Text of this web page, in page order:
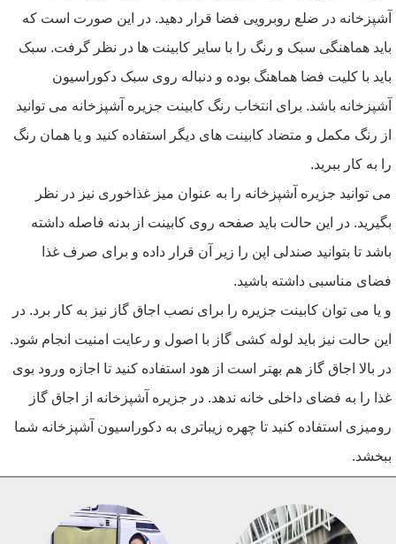
آشپزخانه در ضلع روبرویی فضا قرار دهید. در این صورت است که
باید هماهنگی سبک و رنگ را با سایر کابینت ها در نظر گرفت. سبک
باید با کلیت فضا هماهنگ بوده و دنباله روی سبک دکوراسیون
آشپزخانه باشد. برای انتخاب رنگ کابینت جزیره آشپزخانه می توانید
از رنگ مکمل و متضاد کابینت های دیگر استفاده کنید و یا همان رنگ
را به کار ببرید.
می توانید جزیره آشپزخانه را به عنوان میز غذاخوری نیز در نظر
بگیرید. در این حالت باید صفحه روی کابینت از بدنه فاصله داشته
باشد تا بتوانید صندلی اپن را زیر آن قرار داده و برای صرف غذا
فضای مناسبی داشته باشید.
و یا می توان کابینت جزیره را برای نصب اجاق گاز نیز به کار برد. در
این حالت نیز باید لوله کشی گاز با اصول و رعایت امنیت انجام شود.
در بالا اجاق گاز هم بهتر است از هود استفاده کنید تا اجازه ورود بوی
غذا را به فضای داخلی خانه ندهد. در جزیره آشپزخانه از اجاق گاز
رومیزی استفاده کنید تا چهره زیباتری به دکوراسیون آشپزخانه شما
ببخشد.